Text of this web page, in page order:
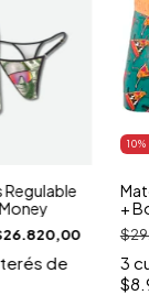
Regulable
de
10%
+
3